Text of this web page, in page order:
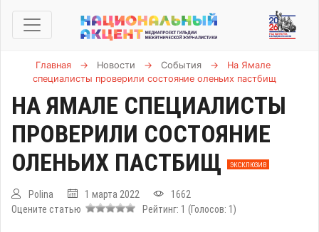
Главная → Новости → События →
На Ямале
специалисты проверили состояние оленьих пастбищ
НА ЯМАЛЕ СПЕЦИАЛИСТЫ
ПРОВЕРИЛИ СОСТОЯНИЕ
ОЛЕНЬИХ ПАСТБИЩ
ЭКСКЛЮЗИВ
Polina 1 марта 2022
1662
Оцените статью
Рейтинг: 1 (Голосов: 1 )